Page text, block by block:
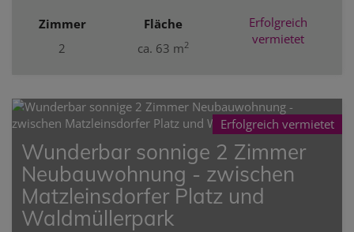
Zimmer
2
Fläche
ca. 63 m2
Erfolgreich
vermietet
Erfolgreich vermietet
Wunderbar sonnige 2 Zimmer
Neubauwohnung - zwischen
Matzleinsdorfer Platz und
Waldmüllerpark